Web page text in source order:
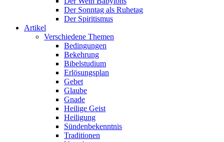
Der Sonntag als Ruhetag
Der Spiritismus
Artikel
Verschiedene Themen
Bedingungen
Bekehrung
Bibelstudium
Erlösungsplan
Gebet
Glaube
Gnade
Heilige Geist
Heiligung
Sündenbekenntnis
Traditionen